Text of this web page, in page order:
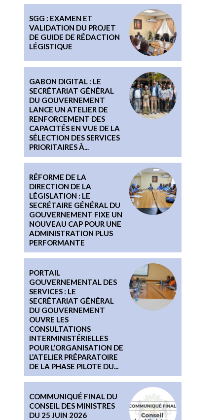
SGG : EXAMEN ET
VALIDATION DU PROJET
DE GUIDE DE RÉDACTION
LÉGISTIQUE
GABON DIGITAL : LE
SECRÉTARIAT GÉNÉRAL
DU GOUVERNEMENT
LANCE UN ATELIER DE
RENFORCEMENT DES
CAPACITÉS EN VUE DE LA
SÉLECTION DES SERVICES
PRIORITAIRES À...
RÉFORME DE LA
DIRECTION DE LA
LÉGISLATION : LE
SECRÉTAIRE GÉNÉRAL DU
GOUVERNEMENT FIXE UN
NOUVEAU CAP POUR UNE
ADMINISTRATION PLUS
PERFORMANTE
PORTAIL
GOUVERNEMENTAL DES
SERVICES : LE
SECRÉTARIAT GÉNÉRAL
DU GOUVERNEMENT
OUVRE LES
CONSULTATIONS
INTERMINISTÉRIELLES
POUR L’ORGANISATION DE
L’ATELIER PRÉPARATOIRE
DE LA PHASE PILOTE DU...
COMMUNIQUÉ FINAL DU
CONSEIL DES MINISTRES
DU 25 JUIN 2026